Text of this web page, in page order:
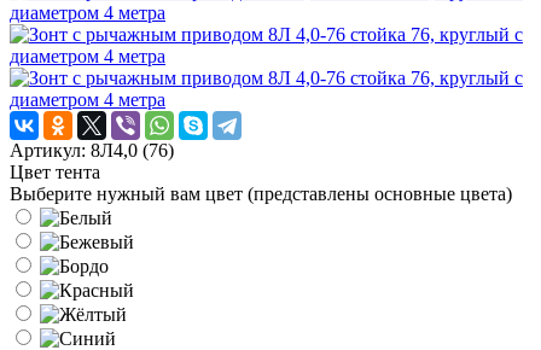
Артикул: 8Л4,0 (76)
Цвет тента
Выберите нужный вам цвет (представлены основные цвета)